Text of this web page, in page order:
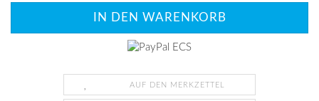
AUF DEN MERKZETTEL